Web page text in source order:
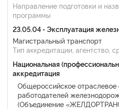
Направление подготовки и
программы
23.05.04 - Эксплуатация
Магистральный транспорт
Тип аккредитации, агентство,
Национальная
аккредитация
Общероссийское отраслевое
работодателей
(Объединение